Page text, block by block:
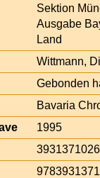
Sektion
Ausgabe
Land
Wittmann,
Gebonden
Bavaria
1995
3931371026